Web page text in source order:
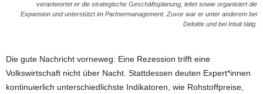
verantwortet er die strategische Geschäftsplanung, leitet sowie organisiert die
Expansion und unterstützt im Partnermanagement. Zuvor war er unter anderem bei
Deloitte und bei Intuit tätig.
Die gute Nachricht vorneweg: Eine Rezession trifft eine
Volkswirtschaft nicht über Nacht. Stattdessen deuten Expert*innen
kontinuierlich unterschiedlichste Indikatoren, wie Rohstoffpreise,